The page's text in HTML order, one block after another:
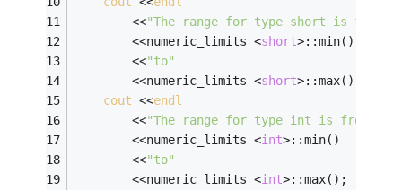
		<<
"The range for type short is from"
		<<numeric_limits <
short>::min()
		<<
"to"
		<<numeric_limits <
short>::max();
cout <<endl
		<<
"The range for type int is from"
		<<numeric_limits <
int>::min()
		<<
"to"
		<<numeric_limits <
int>::max();